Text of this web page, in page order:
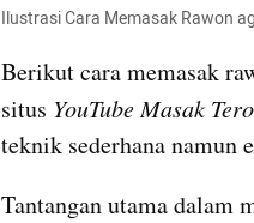
Ilustrasi Cara Memasak Rawon
Berikut cara memasak
situs YouTube Masak
teknik sederhana namun
Tantangan utama dalam